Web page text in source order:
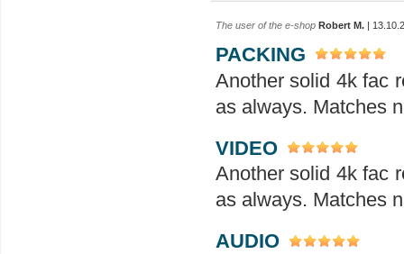
The user of the e-shop Robert M. |
PACKING
Another solid 4k fac
as always. Matches
VIDEO
Another solid 4k fac
as always. Matches
AUDIO